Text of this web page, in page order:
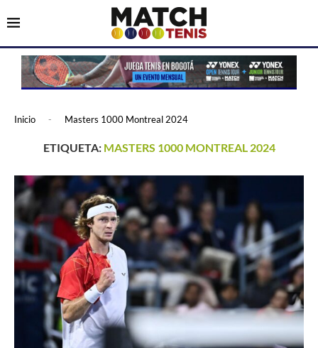
Inicio - Masters 1000 Montreal 2024
ETIQUETA: MASTERS 1000 MONTREAL 2024